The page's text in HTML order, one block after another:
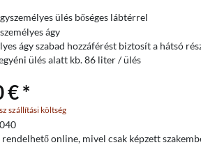
ülés bőséges lábtérrel
ágy
ágy szabad hozzáférést biztosít a hátsó
ülés alatt kb. 86 liter / ülés
€ *
szállítási költség
rendelhető online, mivel csak képzett